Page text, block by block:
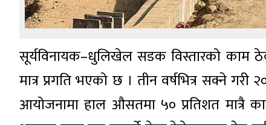
सूर्यविनायक–धुलिखेल सडक विस्तारको काम
मात्र प्रगति भएको छ । तीन वर्षभित्र सक्ने
आयोजनामा हाल औसतमा ५० प्रतिशत मात्रै